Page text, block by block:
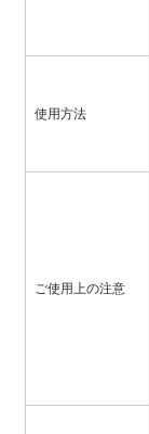
使用方法
ご使用上の注意